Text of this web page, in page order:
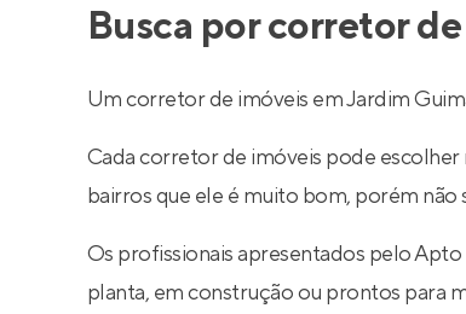
Busca por corretor
Um corretor de imóveis em Jardim
Cada corretor de imóveis pode escolher
bairros que ele é muito bom, porém não
Os profissionais apresentados pelo
planta, em construção ou prontos para